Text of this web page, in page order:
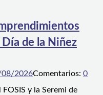
Día de la Niñez
2026Comentarios: 0
y la Seremi de